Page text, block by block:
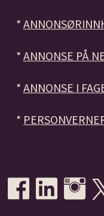
*
*ANNONSE PÅ
*ANNONSE I
*